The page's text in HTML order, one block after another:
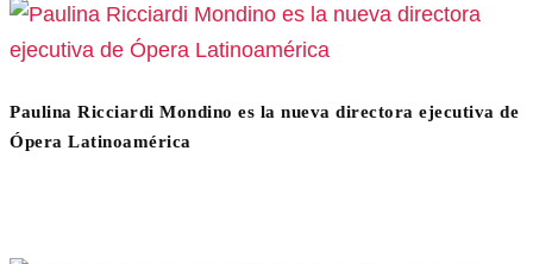
Paulina Ricciardi Mondino es la nueva directora ejecutiva de
Ópera Latinoamérica